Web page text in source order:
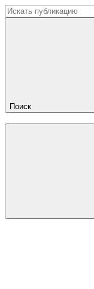
Поиск